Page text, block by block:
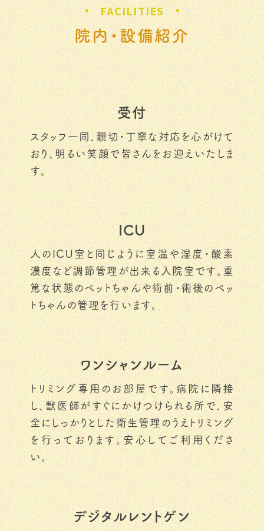
FACILITIES
院内・設備紹介
受付
スタッフ一同、親切・丁寧な対応を心がけて
おり、明るい笑顔で皆さんをお迎えいたしま
す。
ICU
人のICU室と同じように室温や湿度・酸素
濃度など調節管理が出来る入院室です。重
篤な状態のペットちゃんや術前・術後のペッ
トちゃんの管理を行います。
ワンシャンルーム
トリミング専用のお部屋です。病院に隣接
し、獣医師がすぐにかけつけられる所で、安
全にしっかりとした衛生管理のうえトリミング
を行っております。安心してご利用くださ
い。
デジタルレントゲン